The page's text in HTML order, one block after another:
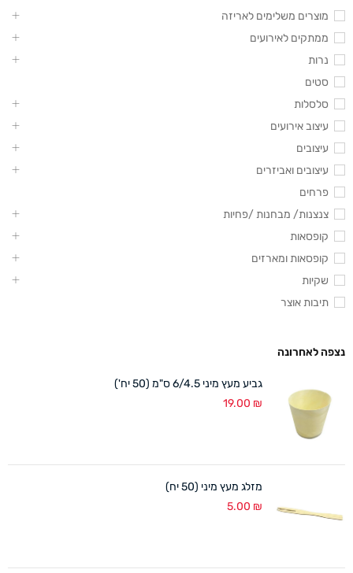
מוצרים משלימים לאריזה
ממתקים לאירועים
נרות
סטים
סלסלות
עיצוב אירועים
עיצובים
עיצובים ואביזרים
פרחים
צנצנות/ מבחנות /פחיות
קופסאות
קופסאות ומארזים
שקיות
תיבות אוצר
נצפה לאחרונה
גביע מעץ מיני 6/4.5 ס"מ (50 יח')
19.00 ₪
מזלג מעץ מיני (50 יח)
5.00 ₪